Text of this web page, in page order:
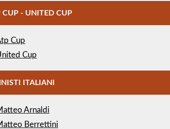
CUP - UNITED CUP
Cup
Cup
ITALIANI
Arnaldi
Berrettini